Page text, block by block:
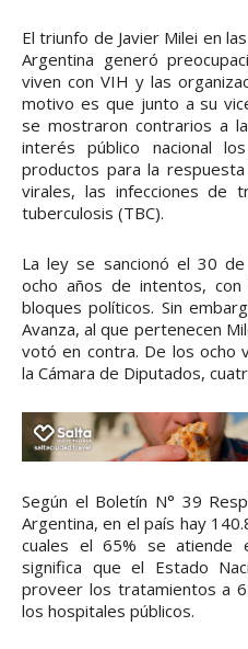
El triunfo de Javier Milei en
Argentina generó
viven con VIH y las
motivo es que junto a su
se mostraron contrarios a
interés público nacional
productos para la
virales, las infecciones de
tuberculosis (TBC).
La ley se sancionó el 30
ocho años de intentos,
bloques políticos. Sin
Avanza, al que pertenecen
votó en contra. De los ocho
la Cámara de Diputados,
Según el Boletín N° 39
Argentina, en el país hay
cuales el 65% se atiende
significa que el Estado
proveer los tratamientos a
los hospitales públicos.